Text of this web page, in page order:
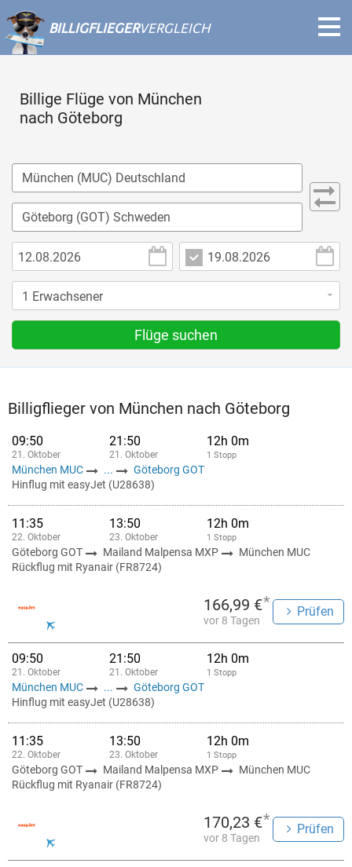
BILLIGFLIEGERVERGLEICH
Billige Flüge von München
nach Göteborg
Flüge suchen
Billigflieger von München nach Göteborg
09:50
21. Oktober
21:50
21. Oktober
12h 0m
1 Stopp
München MUC ...
Göteborg GOT
Hinflug mit easyJet (U28638)
11:35
22. Oktober
13:50
23. Oktober
12h 0m
1 Stopp
Göteborg GOT Mailand Malpensa MXP
München MUC
Rückflug mit Ryanair (FR8724)
166,99 €*
vor 8 Tagen
Prüfen
09:50
21. Oktober
21:50
21. Oktober
12h 0m
1 Stopp
München MUC ...
Göteborg GOT
Hinflug mit easyJet (U28638)
11:35
22. Oktober
13:50
23. Oktober
12h 0m
1 Stopp
Göteborg GOT Mailand Malpensa MXP
München MUC
Rückflug mit Ryanair (FR8724)
170,23 €*
vor 8 Tagen
Prüfen